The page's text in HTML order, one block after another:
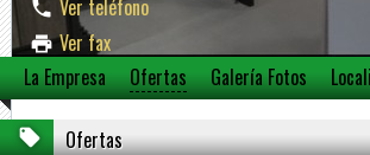
Ver teléfono
Ver fax
Ver móvil
La Empresa Ofertas Galería Fotos
Ofertas